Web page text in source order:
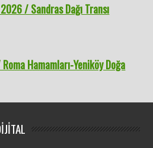
/ Sandras Dağı Transı
Hamamları-Yeniköy Doğa